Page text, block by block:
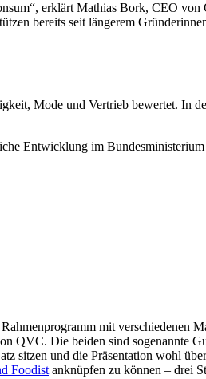
erklärt Mathias Bork, CEO
bereits seit längerem
Mode und Vertrieb bewertet. In
Entwicklung im
mit verschiedenen
QVC. Die beiden sind sogenannte
sitzen und die Präsentation wohl
Foodist anknüpfen zu können – drei